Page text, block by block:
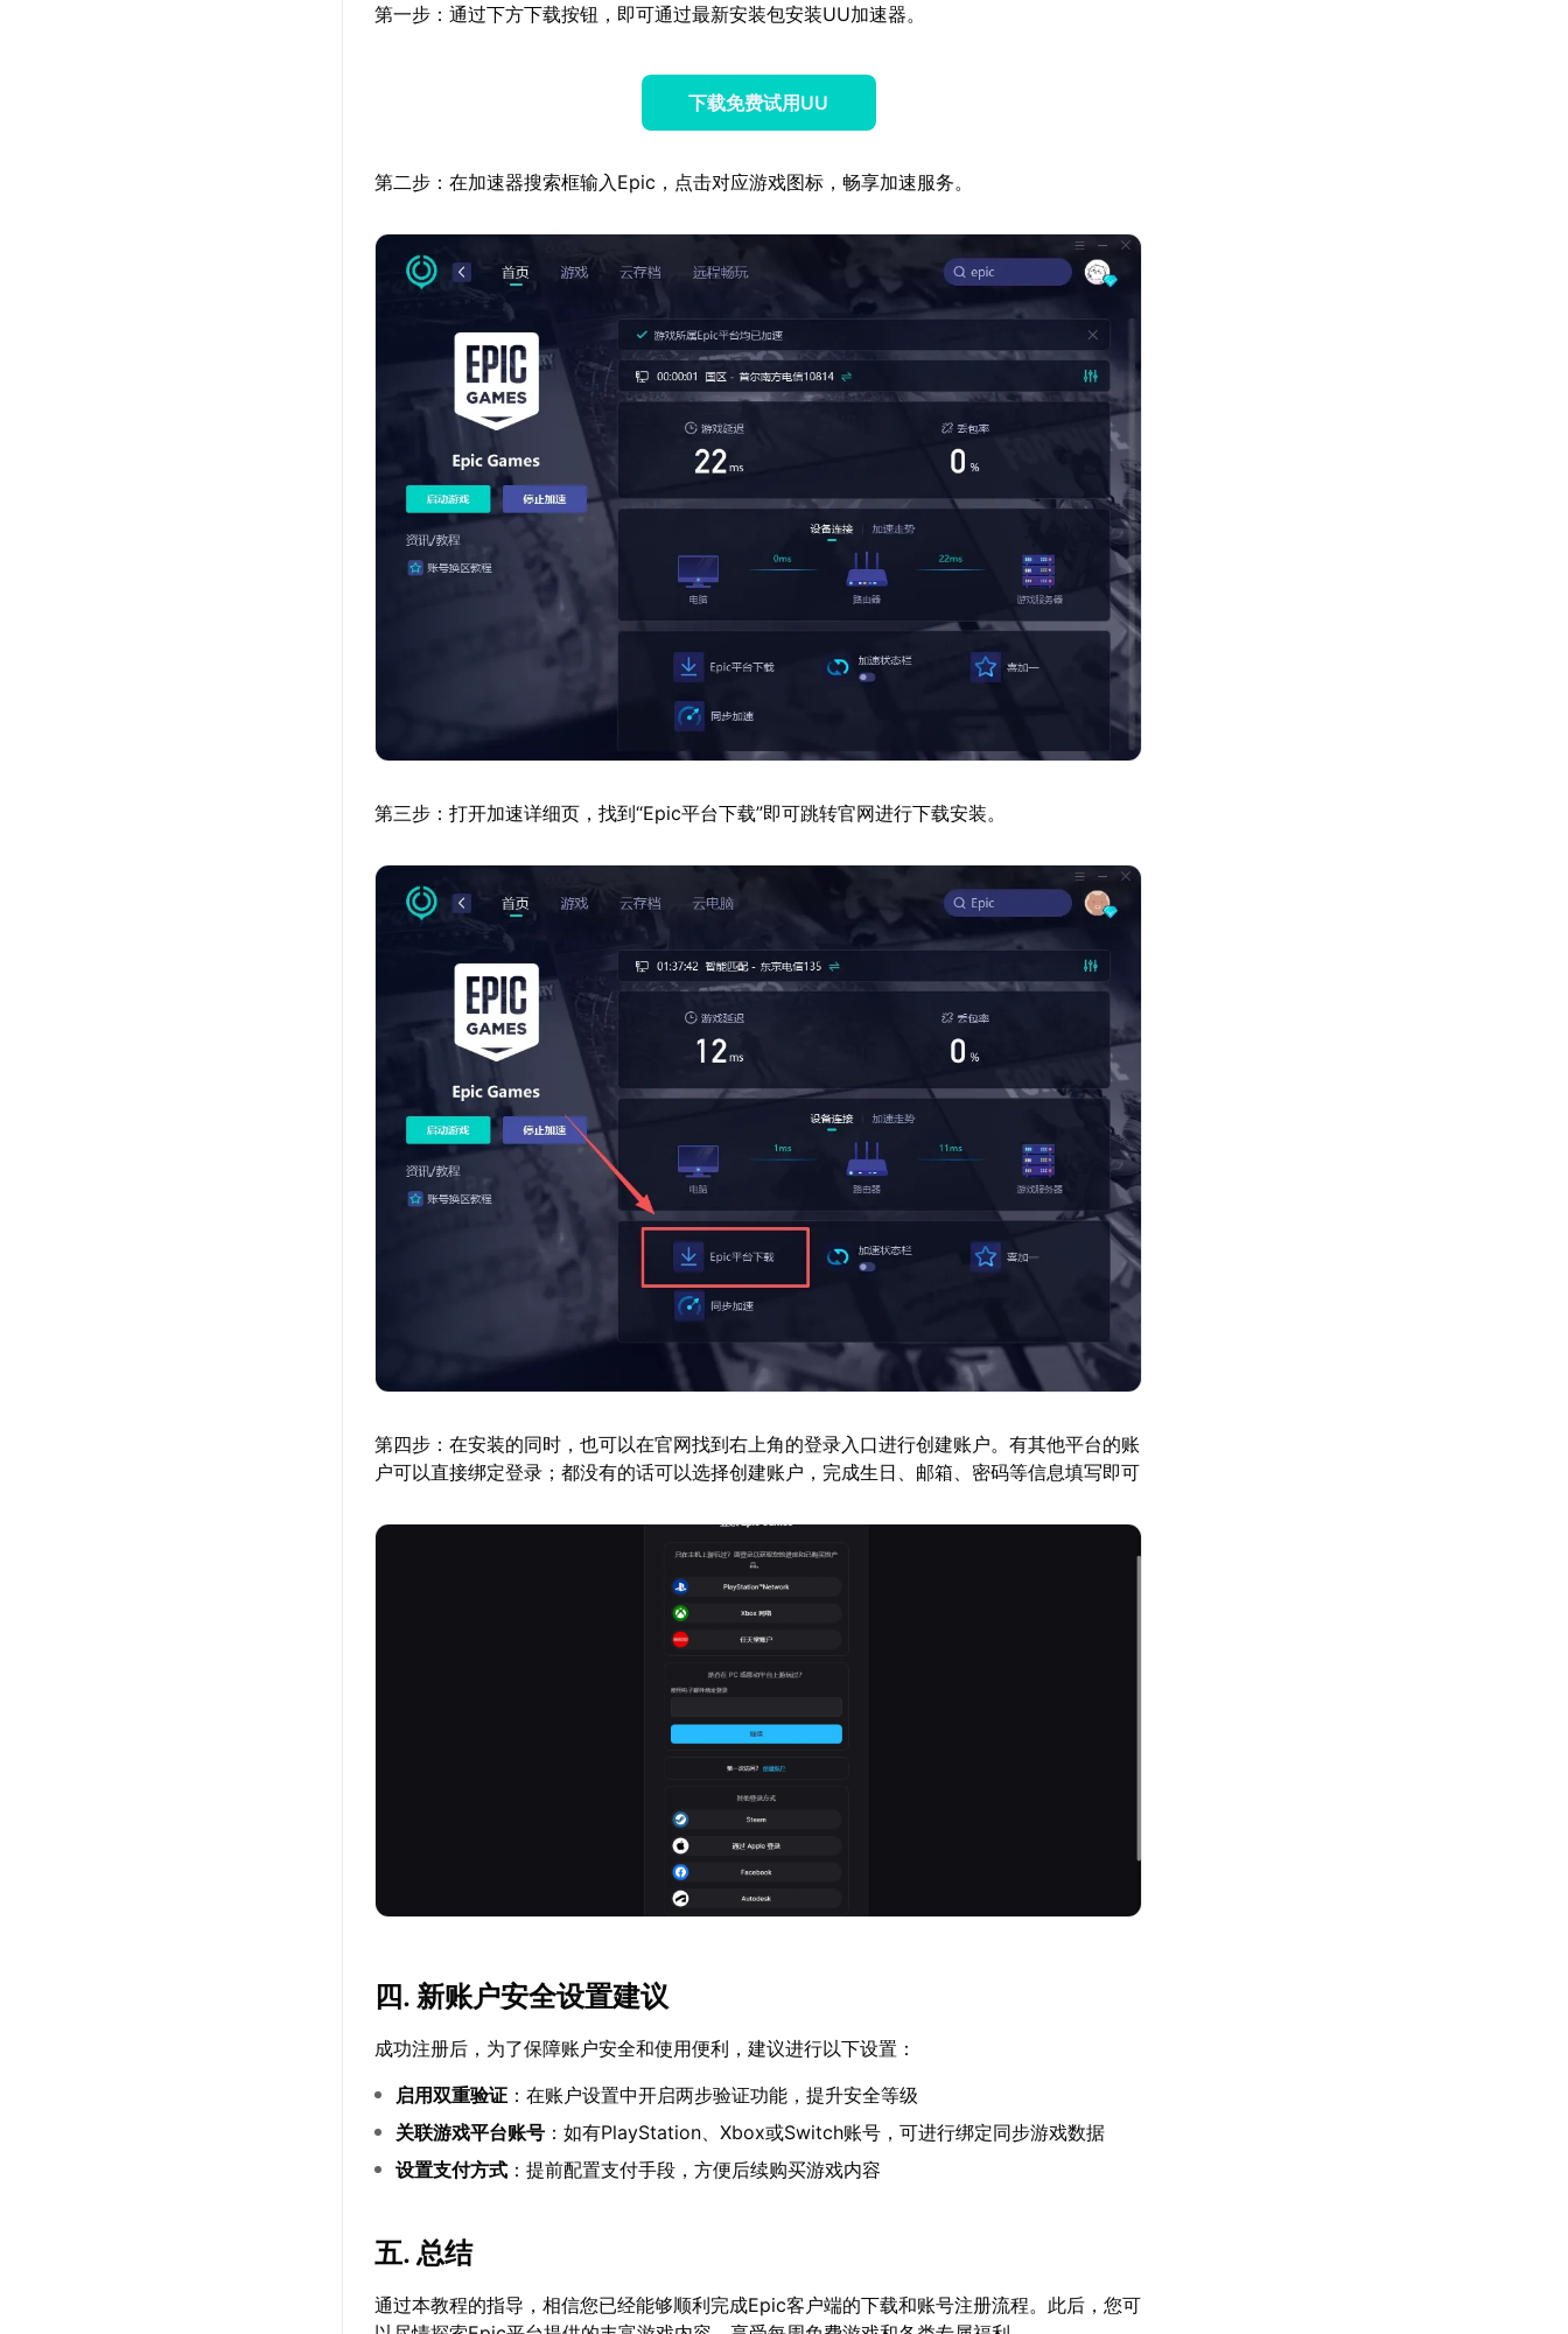
第一步：通过下方下载按钮，即可通过最新安装包安装UU加速器。
下载免费试用UU
第二步：在加速器搜索框输入Epic，点击对应游戏图标，畅享加速服务。
第三步：打开加速详细页，找到“Epic平台下载”即可跳转官网进行下载安装。
第四步：在安装的同时，也可以在官网找到右上角的登录入口进行创建账户。有其他平台的账
户可以直接绑定登录；都没有的话可以选择创建账户，完成生日、邮箱、密码等信息填写即可
四. 新账户安全设置建议
成功注册后，为了保障账户安全和使用便利，建议进行以下设置：
启用双重验证 ：在账户设置中开启两步验证功能，提升安全等级
关联游戏平台账号 ：如有PlayStation、Xbox或Switch账号，可进行绑定同步游戏数据
设置支付方式 ：提前配置支付手段，方便后续购买游戏内容
五. 总结
通过本教程的指导，相信您已经能够顺利完成Epic客户端的下载和账号注册流程。此后，您可